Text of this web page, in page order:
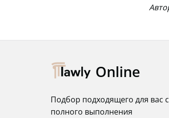
Online
Подбор подходящего для вас
полного выполнения